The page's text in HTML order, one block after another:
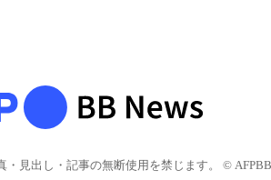
・見出し・記事の無断使用を禁じます。 © AFPBB